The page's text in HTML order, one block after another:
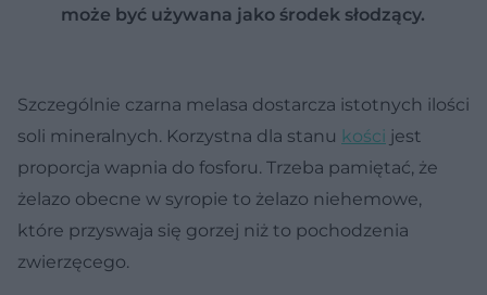
może być używana jako środek słodzący.
Szczególnie czarna melasa dostarcza istotnych ilości
soli mineralnych. Korzystna dla stanu kości jest
proporcja wapnia do fosforu. Trzeba pamiętać, że
żelazo obecne w syropie to żelazo niehemowe,
które przyswaja się gorzej niż to pochodzenia
zwierzęcego.